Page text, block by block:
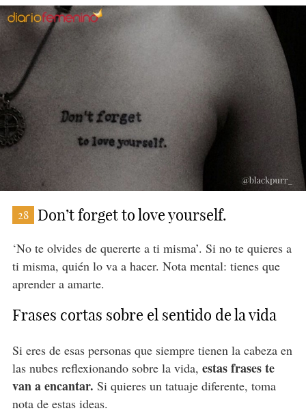
28 Don’t forget to love yourself.
‘No te olvides de quererte a ti misma’. Si no te quieres a
ti misma, quién lo va a hacer. Nota mental: tienes que
aprender a amarte.
Frases cortas sobre el sentido de la vida
Si eres de esas personas que siempre tienen la cabeza en
las nubes reflexionando sobre la vida, estas frases te
van a encantar. Si quieres un tatuaje diferente, toma
nota de estas ideas.